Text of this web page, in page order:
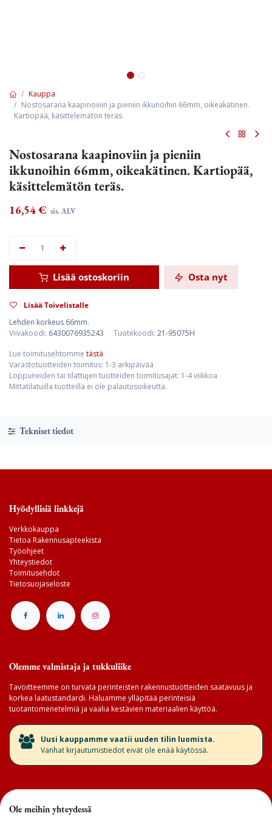
Kauppa
Nostosarana kaapinoviin ja pieniin ikkunoihin 66mm, oikeakätinen.
Kartiopää, käsittelemätön teräs.
Nostosarana kaapinoviin ja pieniin
ikkunoihin 66mm, oikeakätinen. Kartiopää,
käsittelemätön teräs.
16,54€ sis. ALV
Lisää ostoskoriin Osta nyt
Lisää Toivelistalle
Lehden korkeus 66mm.
Viivakoodi: 6430076935243 Tuotekoodi: 21-95075H
Lue toimitusehtomme tästä
Varastotuotteiden toimitus: 1-3 arkipäivää
Loppuneiden tai tilattujen tuotteiden toimitusajat: 1-4 viikkoa
Mittatilatuilla tuotteilla ei ole palautusoikeutta.
Tekniset tiedot
Hyödyllisiä linkkejä
Verkkokauppa
Tietoa Rakennusapteekista
Työohjeet
Yhteystiedot
Toimitusehdot
Tietosuojaseloste
Olemme valmistaja ja tukkuliike
Tavoitteemme on turvata perinteisten rakennustuotteiden saatavuus ja
korkea laatustandardi. Haluamme ylläpitää perinteisiä
tuotantomenetelmiä ja vaalia kestävien materiaalien käyttöä.
​Uusi kauppamme vaatii uuden tilin luomista.
Vanhat kirjautumistiedot eivät ole enää käytössä.
Ole meihin yhteydessä